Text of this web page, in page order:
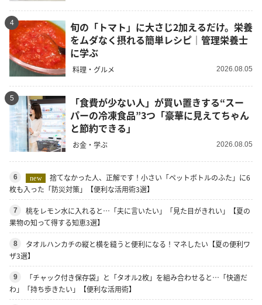
4
旬の「トマト」に大さじ2加えるだけ。栄養
をムダなく摂れる簡単レシピ｜管理栄養士
に学ぶ
料理・グルメ 2026.08.05
5
「食費が少ない人」が買い置きする“スー
パーの冷凍食品”3つ「豪華に見えてちゃん
と節約できる」
お金・学ぶ 2026.08.05
6 new
捨てなかった人、正解です！小さい「ペットボトルのふた」に6
枚も入った「防災対策」【便利な活用術3選】
7
桃をレモン水に入れると…「夫に言いたい」「見た目がきれい」【夏の
果物の知って得する知恵3選】
8
タオルハンカチの縦と横を縫うと便利になる！マネしたい【夏の便利ワ
ザ3選】
9
「チャック付き保存袋」と「タオル2枚」を組み合わせると…「快適だ
わ」「持ち歩きたい」【便利な活用術】